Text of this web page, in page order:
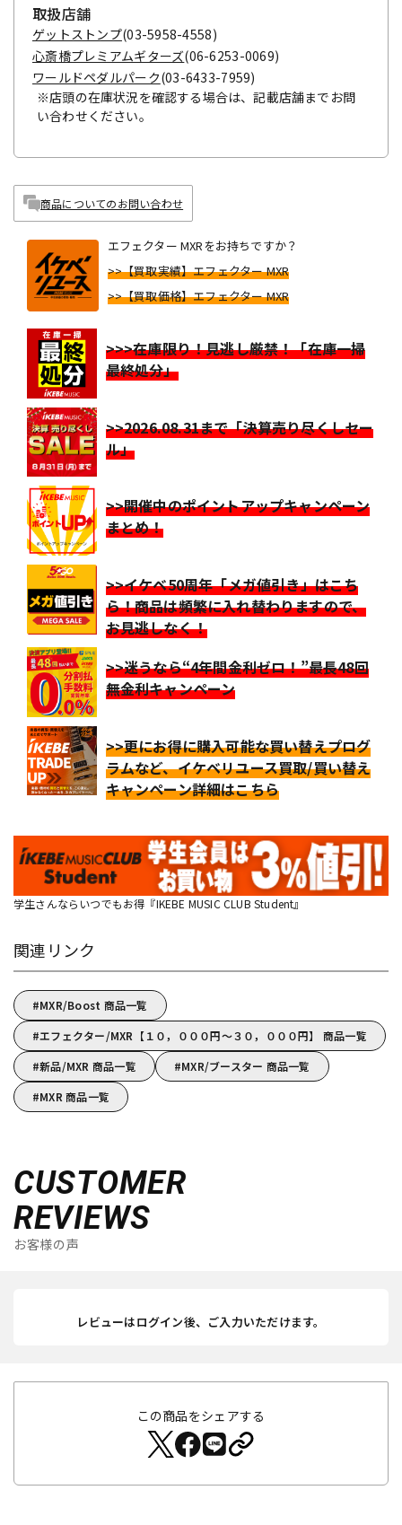
取扱店舗
ゲットストンプ(03-5958-4558)
心斎橋プレミアムギターズ(06-6253-0069)
ワールドペダルパーク(03-6433-7959)
※店頭の在庫状況を確認する場合は、記載店舗までお問
い合わせください。
商品についてのお問い合わせ
エフェクター MXRをお持ちですか？
>>【買取実績】エフェクター MXR
>>【買取価格】エフェクター MXR
>>>在庫限り！見逃し厳禁！「在庫一掃
最終処分」
>>2026.08.31まで「決算売り尽くしセー
ル」
>>開催中のポイントアップキャンペーン
まとめ！
>>イケベ50周年「メガ値引き」はこち
ら！商品は頻繁に入れ替わりますので、
お見逃しなく！
>>迷うなら“4年間金利ゼロ！”最長48回
無金利キャンペーン
>>更にお得に購入可能な買い替えプログ
ラムなど、イケベリユース買取/買い替え
キャンペーン詳細はこちら
学生さんならいつでもお得『IKEBE MUSIC CLUB Student』
関連リンク
MXR/Boost 商品一覧
エフェクター/MXR【１０，０００円～３０，０００円】 商品一覧
新品/MXR 商品一覧
MXR/ブースター 商品一覧
MXR 商品一覧
CUSTOMER
REVIEWS
お客様の声
レビューはログイン後、ご入力いただけます。
この商品をシェアする